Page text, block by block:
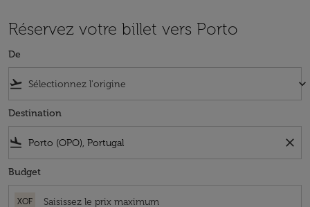
Réservez votre billet vers Porto
De
flight_takeoff keyboard_arrow_down
Destination
flight_land close
Budget
XOF